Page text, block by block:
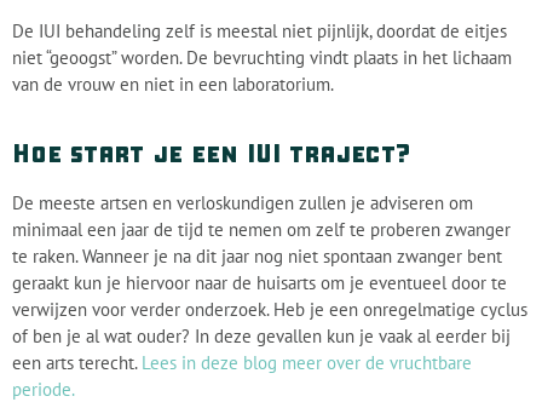
De IUI behandeling zelf is meestal niet pijnlijk, doordat de eitjes
niet “geoogst” worden. De bevruchting vindt plaats in het lichaam
van de vrouw en niet in een laboratorium.
Hoe start je een IUI traject?
De meeste artsen en verloskundigen zullen je adviseren om
minimaal een jaar de tijd te nemen om zelf te proberen zwanger
te raken. Wanneer je na dit jaar nog niet spontaan zwanger bent
geraakt kun je hiervoor naar de huisarts om je eventueel door te
verwijzen voor verder onderzoek. Heb je een onregelmatige cyclus
of ben je al wat ouder? In deze gevallen kun je vaak al eerder bij
een arts terecht. Lees in deze blog meer over de vruchtbare
periode.